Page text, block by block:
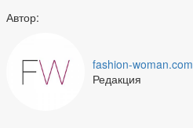
Автор:
fashion-woman.com
Редакция